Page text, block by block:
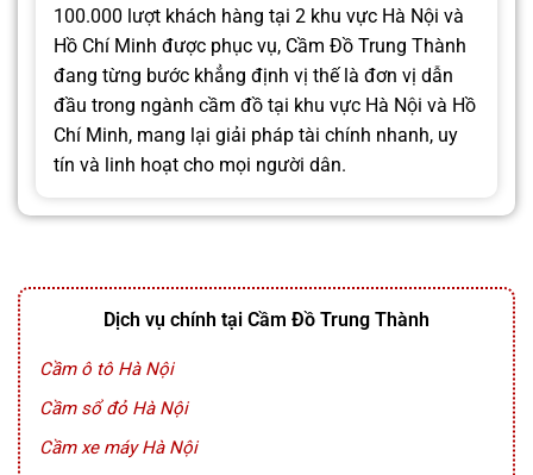
100.000 lượt khách hàng tại 2 khu vực Hà Nội và
Hồ Chí Minh được phục vụ, Cầm Đồ Trung Thành
đang từng bước khẳng định vị thế là đơn vị dẫn
đầu trong ngành cầm đồ tại khu vực Hà Nội và Hồ
Chí Minh, mang lại giải pháp tài chính nhanh, uy
tín và linh hoạt cho mọi người dân.
Dịch vụ chính tại Cầm Đồ Trung Thành
Cầm ô tô Hà Nội
Cầm sổ đỏ Hà Nội
Cầm xe máy Hà Nội